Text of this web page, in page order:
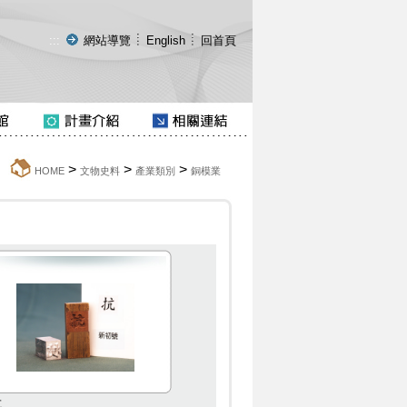
::: 網站導覽 English 回首頁
HOME> 文物史料> 產業類別 > 銅模業